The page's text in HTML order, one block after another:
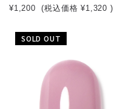
¥1,200 (税込価格 ¥1,320 )
SOLD OUT